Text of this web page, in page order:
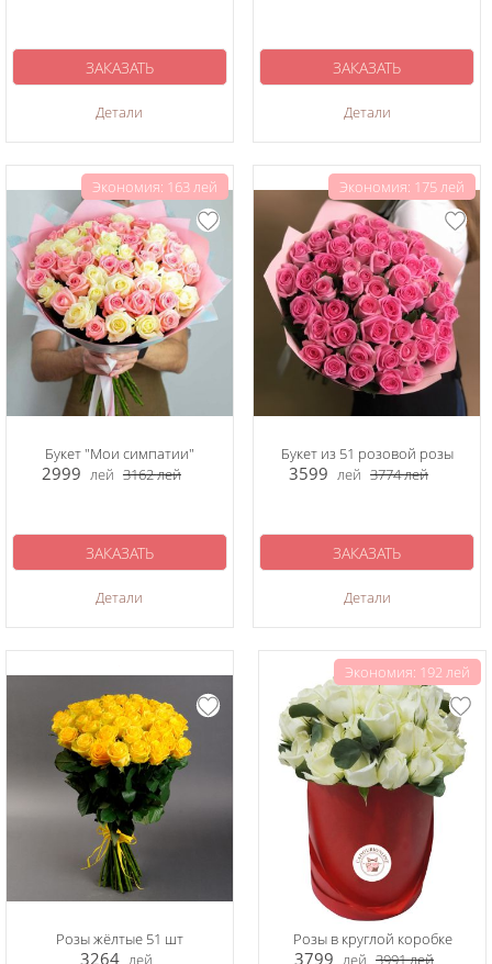
Детали
ЗАКАЗАТЬ
Детали
ЗАКАЗАТЬ
Экономия: 163 лей
Букет "Мои симпатии"
2999 лей 3162лей
Детали
ЗАКАЗАТЬ
Экономия: 175 лей
Букет из 51 розовой розы
3599 лей 3774лей
Детали
ЗАКАЗАТЬ
Розы жёлтые 51 шт
3264 лей
Экономия: 192 лей
Розы в круглой коробке
3799 лей 3991лей